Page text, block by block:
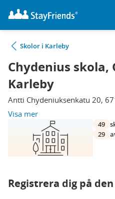
Skolor i Karleby
Chydenius skola,
Karleby
Antti Chydeniuksenkatu 20,
Visa mer
49
29
Registrera dig på